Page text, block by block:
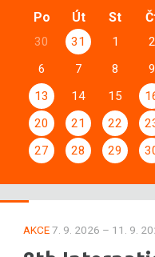
Po Út St
30 31 1 2
6
7 8 9
13
14 15
20
21 22
27
28 29
AKCE7. 9. 2026 – 11. 9.